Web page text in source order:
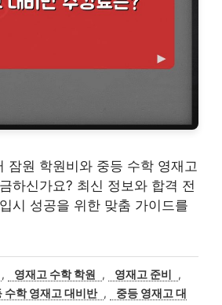
잠원 학원비와 중등 수학 영재고
하신가요? 최신 정보와 합격 전
시 성공을 위한 맞춤 가이드를
, 영재고 수학 학원 , 영재고 준비
,
수학 영재고 대비반 ,
중등 영재고 대